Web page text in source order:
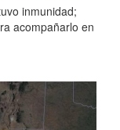
inmunidad;
acompañarlo en